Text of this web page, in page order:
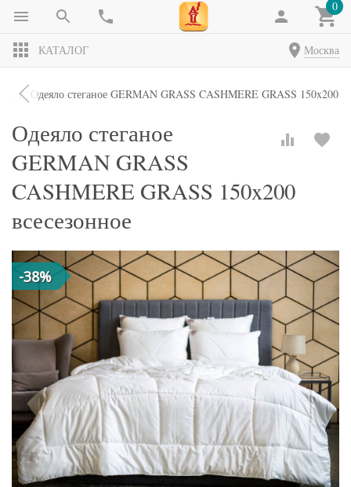
0
КАТАЛОГ Москва
Одеяло стеганое GERMAN GRASS CASHMERE GRASS 150x200
Одеяло стеганое
GERMAN GRASS
CASHMERE GRASS 150x200
всесезонное
-38%